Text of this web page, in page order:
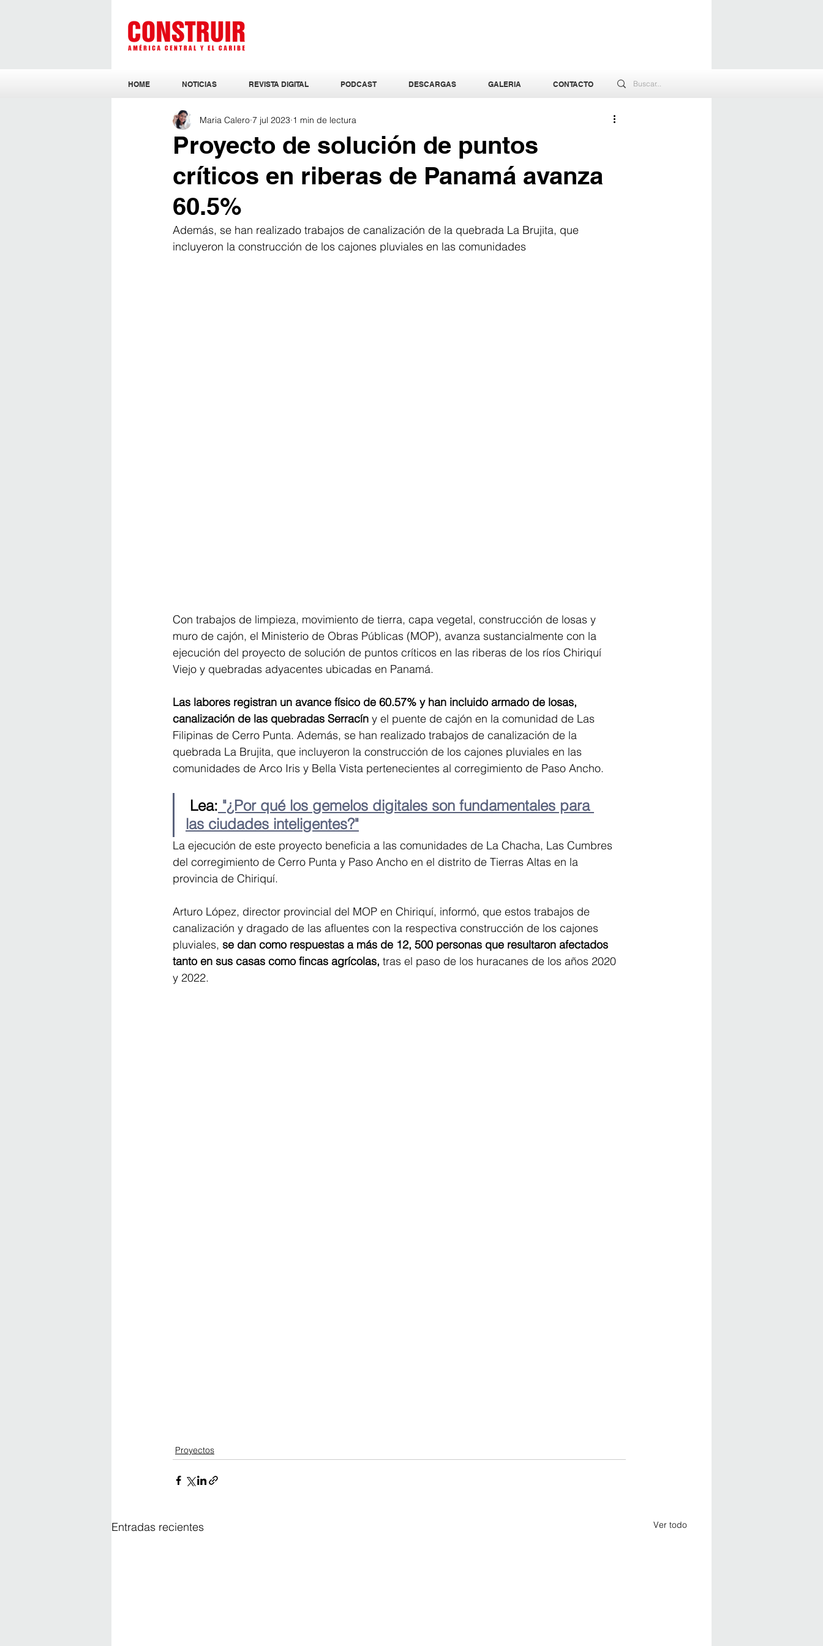
HOME NOTICIAS REVISTA DIGITAL PODCAST DESCARGAS GALERIA CONTACTO
Proyecto de solución de puntos
críticos en riberas de Panamá avanza
60.5%
Maria Calero 7 jul 2023 1 min de lectura
Además, se han realizado trabajos de canalización de la quebrada La Brujita, que
incluyeron la construcción de los cajones pluviales en las comunidades
Con trabajos de limpieza, movimiento de tierra, capa vegetal, construcción de losas y
muro de cajón, el Ministerio de Obras Públicas (MOP), avanza sustancialmente con la
ejecución del proyecto de solución de puntos críticos en las riberas de los ríos Chiriquí
Viejo y quebradas adyacentes ubicadas en Panamá.
Las labores registran un avance físico de 60.57% y han incluido armado de losas,
canalización de las quebradas Serracín y el puente de cajón en la comunidad de Las
Filipinas de Cerro Punta. Además, se han realizado trabajos de canalización de la
quebrada La Brujita, que incluyeron la construcción de los cajones pluviales en las
comunidades de Arco Iris y Bella Vista pertenecientes al corregimiento de Paso Ancho.
Lea: "¿Por qué los gemelos digitales son fundamentales para
las ciudades inteligentes?"
La ejecución de este proyecto beneficia a las comunidades de La Chacha, Las Cumbres
del corregimiento de Cerro Punta y Paso Ancho en el distrito de Tierras Altas en la
provincia de Chiriquí.
Arturo López, director provincial del MOP en Chiriquí, informó, que estos trabajos de
canalización y dragado de las afluentes con la respectiva construcción de los cajones
pluviales, se dan como respuestas a más de 12, 500 personas que resultaron afectados
tanto en sus casas como fincas agrícolas, tras el paso de los huracanes de los años 2020
y 2022.
Proyectos
Entradas recientes Ver todo